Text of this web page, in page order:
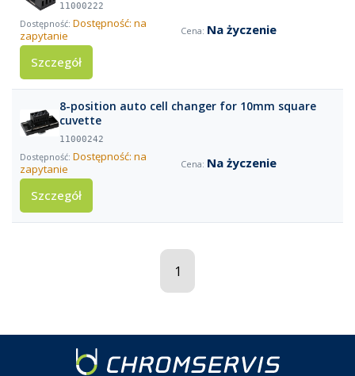
11000222
Dostępność: na
zapytanie
Na życzenie
Szczegół
8-position auto cell changer for 10mm square
cuvette
11000242
Dostępność: na
zapytanie
Na życzenie
Szczegół
1